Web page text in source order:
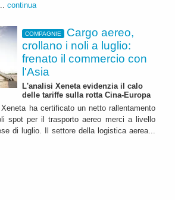
continua
COMPAGNIE
Cargo aereo,
crollano i noli a luglio:
frenato il commercio con
l'Asia
L'analisi Xeneta evidenzia il calo
delle tariffe sulla rotta Cina-Europa
ha certificato un netto rallentamento
spot per il trasporto aereo merci a livello
di luglio. Il settore della logistica aerea...